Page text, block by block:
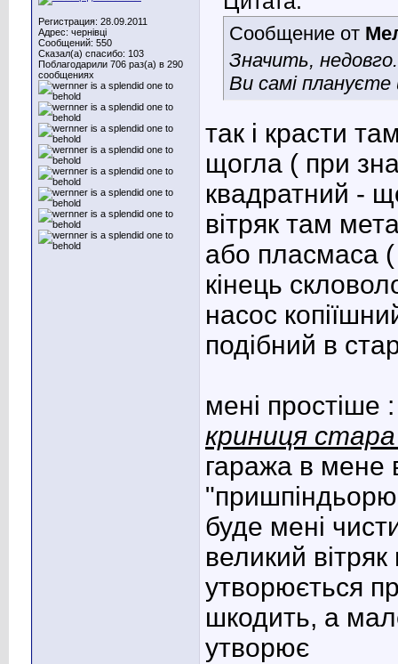
Регистрация: 28.09.2011
Адрес: чернівці
Сообщений: 550
Сказал(а) спасибо: 103
Поблагодарили 706 раз(а) в 290
сообщениях
Сообщение от
Значить, недовго.
Ви самі
так і красти
щогла ( при
квадратний -
вітряк там
або пласмаса (
кінець
насос
подібний в
мені простіше
криниця
гаража в мене
буде мені
великий
утворюється
шкодить, а
утворює